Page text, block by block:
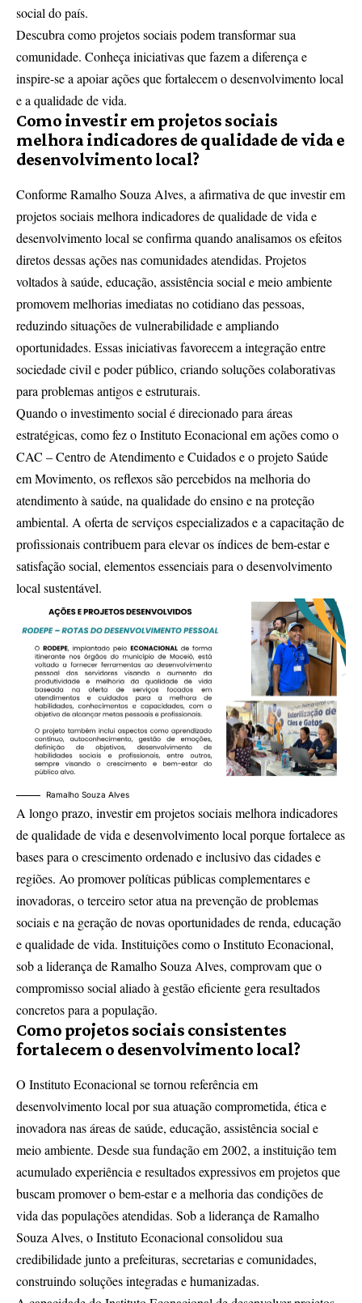
social do país.
Descubra como projetos sociais podem transformar sua
comunidade. Conheça iniciativas que fazem a diferença e
inspire-se a apoiar ações que fortalecem o desenvolvimento local
e a qualidade de vida.
Como investir em projetos sociais
melhora indicadores de qualidade de vida e
desenvolvimento local?
Conforme Ramalho Souza Alves, a afirmativa de que investir em
projetos sociais melhora indicadores de qualidade de vida e
desenvolvimento local se confirma quando analisamos os efeitos
diretos dessas ações nas comunidades atendidas. Projetos
voltados à saúde, educação, assistência social e meio ambiente
promovem melhorias imediatas no cotidiano das pessoas,
reduzindo situações de vulnerabilidade e ampliando
oportunidades. Essas iniciativas favorecem a integração entre
sociedade civil e poder público, criando soluções colaborativas
para problemas antigos e estruturais.
Quando o investimento social é direcionado para áreas
estratégicas, como fez o Instituto Econacional em ações como o
CAC – Centro de Atendimento e Cuidados e o projeto Saúde
em Movimento, os reflexos são percebidos na melhoria do
atendimento à saúde, na qualidade do ensino e na proteção
ambiental. A oferta de serviços especializados e a capacitação de
profissionais contribuem para elevar os índices de bem-estar e
satisfação social, elementos essenciais para o desenvolvimento
local sustentável.
Ramalho Souza Alves
A longo prazo, investir em projetos sociais melhora indicadores
de qualidade de vida e desenvolvimento local porque fortalece as
bases para o crescimento ordenado e inclusivo das cidades e
regiões. Ao promover políticas públicas complementares e
inovadoras, o terceiro setor atua na prevenção de problemas
sociais e na geração de novas oportunidades de renda, educação
e qualidade de vida. Instituições como o Instituto Econacional,
sob a liderança de Ramalho Souza Alves, comprovam que o
compromisso social aliado à gestão eficiente gera resultados
concretos para a população.
Como projetos sociais consistentes
fortalecem o desenvolvimento local?
O Instituto Econacional se tornou referência em
desenvolvimento local por sua atuação comprometida, ética e
inovadora nas áreas de saúde, educação, assistência social e
meio ambiente. Desde sua fundação em 2002, a instituição tem
acumulado experiência e resultados expressivos em projetos que
buscam promover o bem-estar e a melhoria das condições de
vida das populações atendidas. Sob a liderança de Ramalho
Souza Alves, o Instituto Econacional consolidou sua
credibilidade junto a prefeituras, secretarias e comunidades,
construindo soluções integradas e humanizadas.